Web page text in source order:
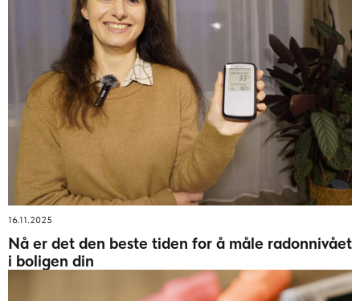
16.11.2025
Nå er det den beste tiden for å måle radonnivået
i boligen din